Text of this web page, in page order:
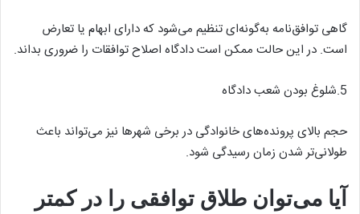
گاهی توافق‌نامه به‌گونه‌ای تنظیم می‌شود که دارای ابهام یا تعارض
است. در این حالت ممکن است دادگاه اصلاح توافقات را ضروری بداند.
5.شلوغ بودن شعب دادگاه
حجم بالای پرونده‌های خانوادگی در برخی شهرها نیز می‌تواند باعث
طولانی‌تر شدن زمان رسیدگی شود.
آیا می‌توان طلاق توافقی را در کمتر